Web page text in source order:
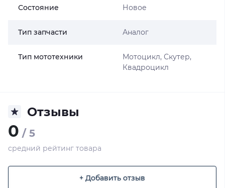
Состояние Новое
Тип запчасти Аналог
Тип мототехники
Мотоцикл, Скутер,
Квадроцикл
Отзывы
0 / 5
средний рейтинг товара
+ Добавить отзыв